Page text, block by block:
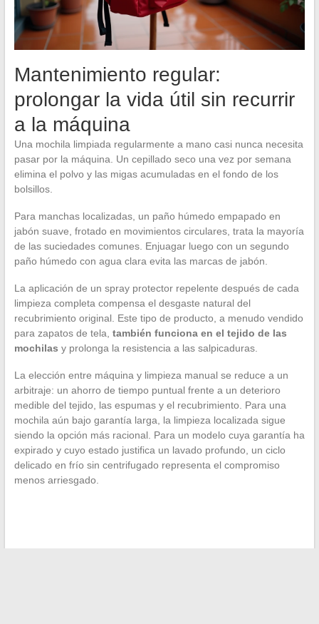
Mantenimiento regular:
prolongar la vida útil sin recurrir
a la máquina
Una mochila limpiada regularmente a mano casi nunca necesita
pasar por la máquina. Un cepillado seco una vez por semana
elimina el polvo y las migas acumuladas en el fondo de los
bolsillos.
Para manchas localizadas, un paño húmedo empapado en
jabón suave, frotado en movimientos circulares, trata la mayoría
de las suciedades comunes. Enjuagar luego con un segundo
paño húmedo con agua clara evita las marcas de jabón.
La aplicación de un spray protector repelente después de cada
limpieza completa compensa el desgaste natural del
recubrimiento original. Este tipo de producto, a menudo vendido
para zapatos de tela, también funciona en el tejido de las
mochilas y prolonga la resistencia a las salpicaduras.
La elección entre máquina y limpieza manual se reduce a un
arbitraje: un ahorro de tiempo puntual frente a un deterioro
medible del tejido, las espumas y el recubrimiento. Para una
mochila aún bajo garantía larga, la limpieza localizada sigue
siendo la opción más racional. Para un modelo cuya garantía ha
expirado y cuyo estado justifica un lavado profundo, un ciclo
delicado en frío sin centrifugado representa el compromiso
menos arriesgado.